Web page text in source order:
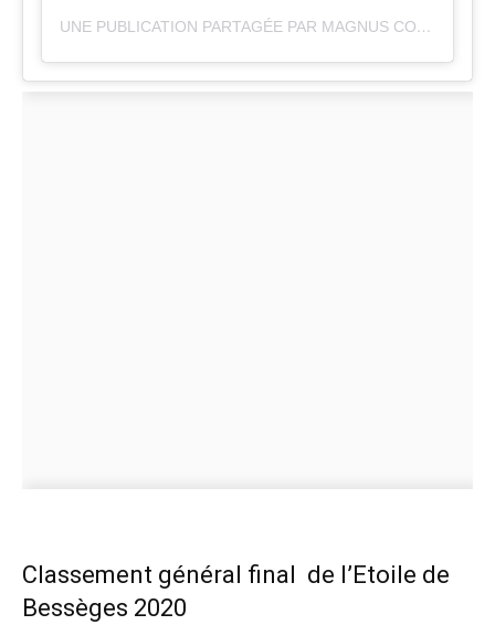
UNE PUBLICATION PARTAGÉE PAR MAGNUS CORT (@MAGNUSCORT)
Classement général final de l’Etoile de
Bessèges 2020